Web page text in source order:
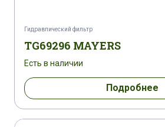
Гидравлический фильтр
TG69296 MAYERS
Есть в наличии
Подробнее